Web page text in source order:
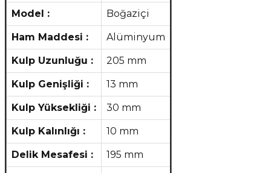
Model : Boğaziçi
Ham Maddesi : Alüminyum
Kulp Uzunluğu : 205 mm
Kulp Genişliği : 13 mm
Kulp Yüksekliği : 30 mm
Kulp Kalınlığı : 10 mm
Delik Mesafesi : 195 mm